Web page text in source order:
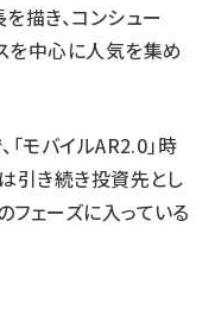
描き、コンシュー
を中心に人気を集め
「モバイルAR2.0」時
引き続き投資先とし
フェーズに入っている